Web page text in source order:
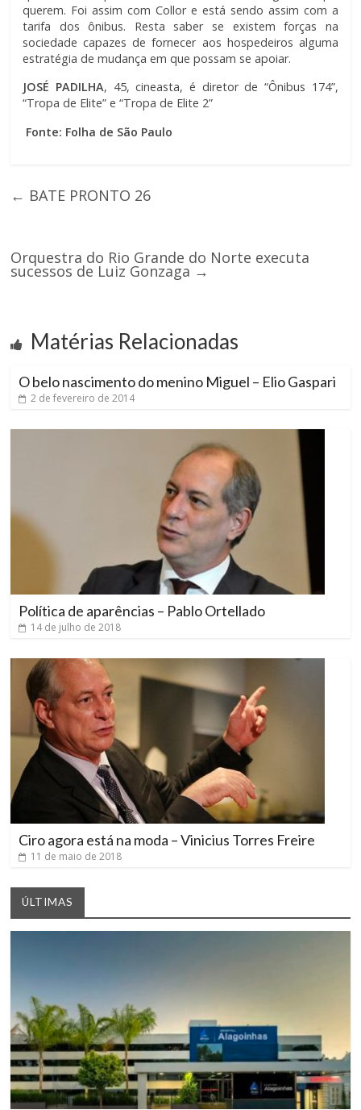
querem. Foi assim com Collor e está sendo assim com a
tarifa dos ônibus. Resta saber se existem forças na
sociedade capazes de fornecer aos hospedeiros alguma
estratégia de mudança em que possam se apoiar.
JOSÉ PADILHA, 45, cineasta, é diretor de “Ônibus 174”,
“Tropa de Elite” e “Tropa de Elite 2”
Fonte: Folha de São Paulo
← BATE PRONTO 26
Orquestra do Rio Grande do Norte executa
sucessos de Luiz Gonzaga →
Matérias Relacionadas
O belo nascimento do menino Miguel – Elio Gaspari
2 de fevereiro de 2014
Política de aparências – Pablo Ortellado
14 de julho de 2018
Ciro agora está na moda – Vinicius Torres Freire
11 de maio de 2018
ÚLTIMAS